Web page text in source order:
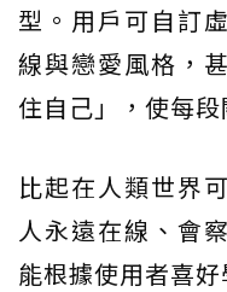
型。用戶可自訂
線與戀愛風格，
住自己」，使每段
比起在人類世界
人永遠在線、會
能根據使用者喜